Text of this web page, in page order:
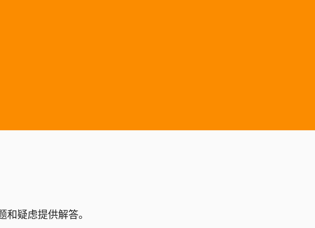
和疑虑提供解答。